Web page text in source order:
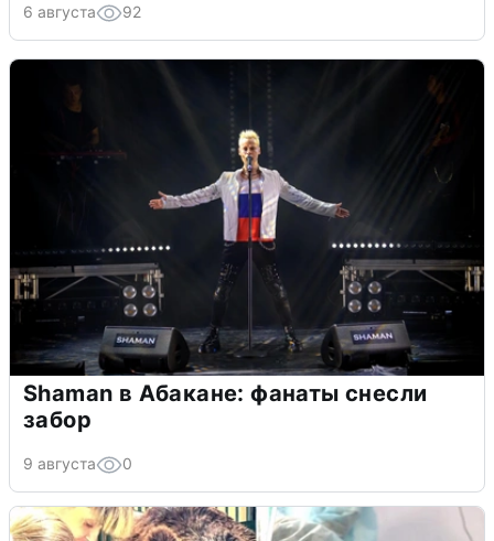
6 августа 92
Shaman в Абакане: фанаты снесли
забор
9 августа 0